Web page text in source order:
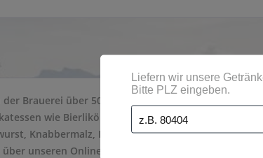
der Brauerei über 50 verschiedene Biersorten
wie Bierlikör, Hopfenlikör, Bierbrand,
Knabbermalz, Biernudeln, Bieressig oder die
unseren Online-Shop bestellen.